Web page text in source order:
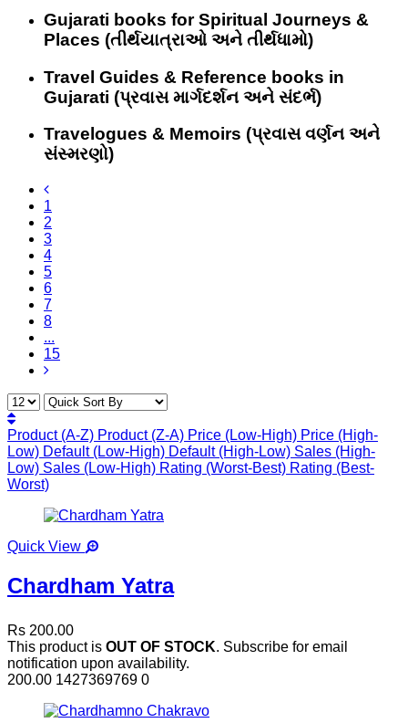
Gujarati books for Spiritual Journeys &
Places (તીર્થયાત્રાઓ અને તીર્થધામો)
Travel Guides & Reference books in
Gujarati (પ્રવાસ માર્ગદર્શન અને સંદર્ભ)
Travelogues & Memoirs (પ્રવાસ વર્ણન અને
સંસ્મરણો)
1
2
3
4
5
6
7
8
...
15
Product (A-Z) Product (Z-A) Price (Low-High) Price (High-
Low) Default (Low-High) Default (High-Low) Sales (High-
Low) Sales (Low-High) Rating (Worst-Best) Rating (Best-
Worst)
Quick View
Chardham Yatra
Rs 200.00
This product is OUT OF STOCK. Subscribe for email
notification upon availability.
200.00 1427369769 0